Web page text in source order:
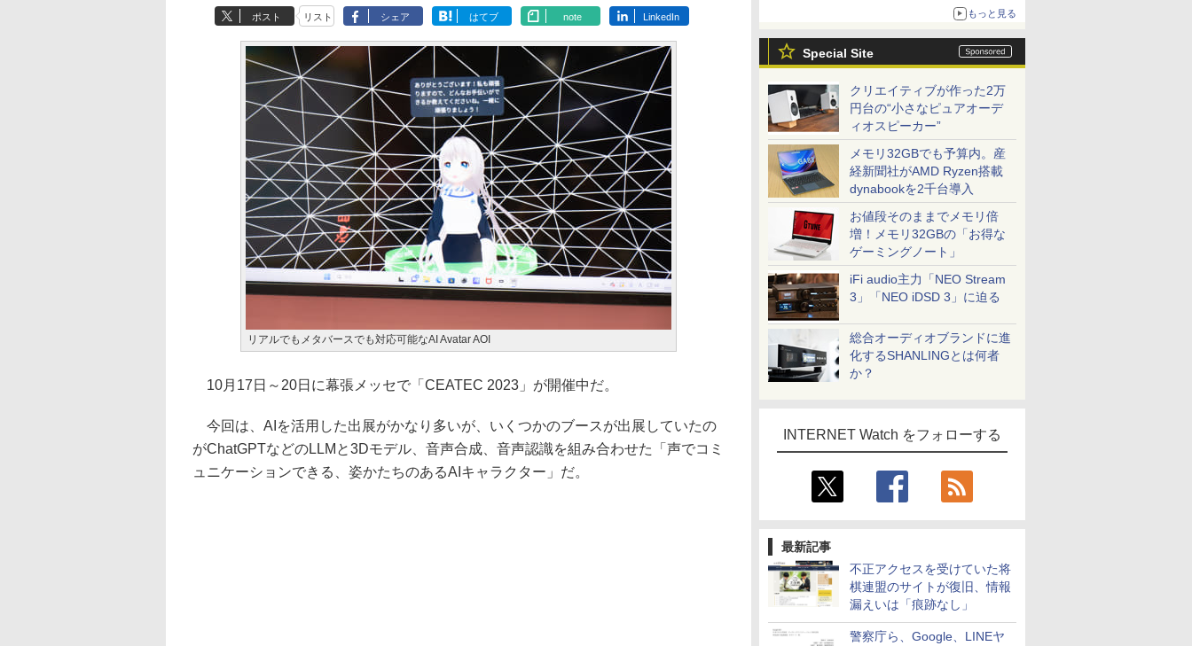
もっと見る
Special Site
クリエイティブが作った2万
円台の“小さなピュアオーデ
ィオスピーカー”
メモリ32GBでも予算内。産
経新聞社がAMD Ryzen搭載
dynabookを2千台導入
お値段そのままでメモリ倍
増！メモリ32GBの「お得な
ゲーミングノート」
iFi audio主力「NEO Stream
3」「NEO iDSD 3」に迫る
総合オーディオブランドに進
化するSHANLINGとは何者
か？
INTERNET Watch をフォローする
最新記事
不正アクセスを受けていた将
棋連盟のサイトが復旧、情報
漏えいは「痕跡なし」
警察庁ら、Google、LINEヤ
ポスト リスト シェア はてブ note LinkedIn
リアルでもメタバースでも対応可能なAI Avatar AOI
10月17日～20日に幕張メッセで「CEATEC 2023」が開催中だ。
今回は、AIを活用した出展がかなり多いが、いくつかのブースが出展していたの
がChatGPTなどのLLMと3Dモデル、音声合成、音声認識を組み合わせた「声でコミ
ュニケーションできる、姿かたちのあるAIキャラクター」だ。